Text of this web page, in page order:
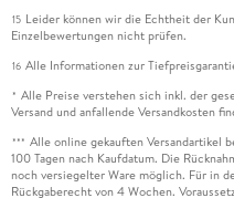
15 Leider können wir die Echtheit der
Einzelbewertungen nicht prüfen.
16 Alle Informationen zur
* Alle Preise verstehen sich inkl. der
Versand und anfallende Versandkosten
*** Alle online gekauften Versandartikel
100 Tagen nach Kaufdatum. Die
noch versiegelter Ware möglich. Für in
Rückgaberecht von 4 Wochen.